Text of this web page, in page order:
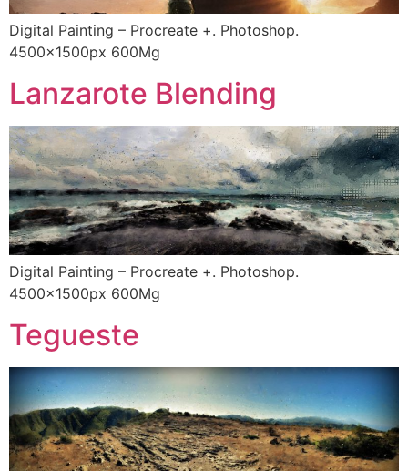
Digital Painting – Procreate +. Photoshop.
4500x1500px 600Mg
Lanzarote Blending
Digital Painting – Procreate +. Photoshop.
4500x1500px 600Mg
Tegueste